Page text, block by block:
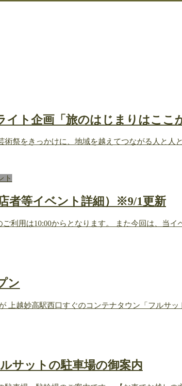
ライト企画「旅のはじまりはこ
祭をきっかけに、地域を越えてつながる人と
ト
者等イベント詳細）※9/1更新
利用は10:00からとなります。 また今回は、当
ン
上越妙高駅西口すぐのコンテナタウン「フルサ
ルサットの駐車場の御案内